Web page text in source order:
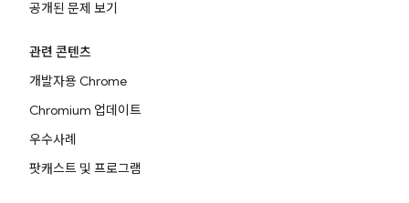
공개된 문제 보기
관련 콘텐츠
개발자용 Chrome
Chromium 업데이트
우수사례
팟캐스트 및 프로그램